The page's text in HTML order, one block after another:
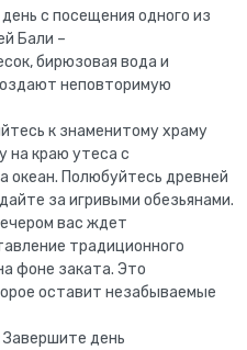
с посещения одного из
Бали –
бирюзовая вода и
неповторимую
к знаменитому храму
на краю утеса с
Полюбуйтесь древней
за игривыми обезьянами.
вас ждет
традиционного
фоне заката. Это
оставит незабываемые
Завершите день